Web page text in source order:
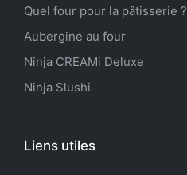
Quel four pour la pâtisserie ?
Aubergine au four
Ninja CREAMi Deluxe
Ninja Slushi
Liens utiles